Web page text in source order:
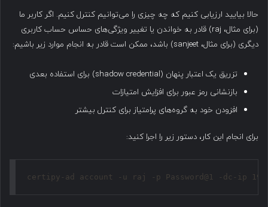
حالا بیایید ارزیابی کنیم که چه چیزی را می‌توانیم کنترل کنیم. اگر کاربر ما
(برای مثال، raj) قادر به خواندن یا تغییر ویژگی‌های حساس حساب کاربری
دیگری (برای مثال، sanjeet) باشد، ممکن است قادر به انجام موارد زیر باشیم:
تزریق یک اعتبار پنهان (shadow credential) برای استفاده بعدی
بازنشانی رمز عبور برای افزایش امتیازات
افزودن خود به گروه‌های پرامتیاز برای کنترل بیشتر
برای انجام این کار، دستور زیر را اجرا کنید:
certipy-ad account -u raj -p Password@1 -dc-ip